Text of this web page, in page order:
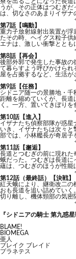
うが、その正体はつむぎ
は、切なさのあまりイザナ
第7話【鳴動】
重力子放射線射出装置が浮
たその時、ヘイグス粒子供
エナは、激しい衝撃ととも
第8話【再会】
後部外郭で発生した事故の
て暮らすよう呼びかけられ
屋を占拠するなど、生活が
第9話【任務】
シドニア随一の景勝地・
距離を縮めていくが、長道
く。一方、置いてきぼりを
第10話【進入】
イザナたち偵察部隊が惑
いき、イザナたちは次々
部では、小林艦長が奇居子
第11話【邂逅】
長道とつむぎの前に現れた
蛾だった。つむぎは長道に
蘊は、つむぎのほうが性能
第12話（最終話）【決戦】
紅天蛾により、継衛改二の
おも長道を追い詰めてい
切り離し、機体頸部の気密
『シドニアの騎士 第九惑
BLAME!
BIOMEGA
亜人
ブレイク ブレイド
プラネテス